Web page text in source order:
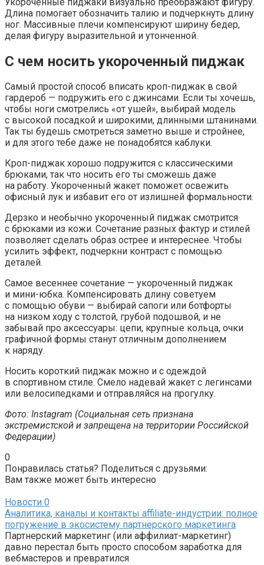
Длина помогает обозначить талию и подчеркнуть длину
ног. Массивные плечи компенсируют ширину бедер,
делая фигуру выразительной и утонченной.
С чем носить укороченный пиджак
Самый простой способ вписать кроп-пиджак в свой
гардероб — подружить его с джинсами. Если ты хочешь,
чтобы ноги смотрелись «от ушей», выбирай модель
с высокой посадкой и широкими, длинными штанинами.
Так ты будешь смотреться заметно выше и стройнее,
и для этого тебе даже не понадобятся каблуки.
Кроп-пиджак хорошо подружится с классическими
брюками, так что носить его ты сможешь даже
на работу. Укороченный жакет поможет освежить
офисный лук и избавит его от излишней формальности.
Дерзко и необычно укороченный пиджак смотрится
с брюками из кожи. Сочетание разных фактур и стилей
позволяет сделать образ острее и интереснее. Чтобы
усилить эффект, подчеркни контраст с помощью
деталей.
Самое весеннее сочетание — укороченный пиджак
и мини-юбка. Компенсировать длину советуем
с помощью обуви — выбирай сапоги или ботфорты
на низком ходу с толстой, грубой подошвой, и не
забывай про аксессуары: цепи, крупные кольца, очки
графичной формы станут отличным дополнением
к наряду.
Носить короткий пиджак можно и с одеждой
в спортивном стиле. Смело надевай жакет с легинсами
или велосипедками и отправляйся на прогулку.
Фото: Instagram (Социальная сеть признана
экстремистской и запрещена на территории Российской
Федерации)
0
Понравилась статья? Поделиться с друзьями:
Вам также может быть интересно
Новости 0
Аналитика, каналы и контакты affiliate-индустрии: полное
погружение в экосистему партнерского маркетинга
Партнерский маркетинг (или аффилиат-маркетинг)
давно перестал быть просто способом заработка для
вебмастеров и превратился